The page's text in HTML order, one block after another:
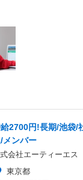
2700円!長期/池袋/
メンバー
会社エーティーエス
東京都